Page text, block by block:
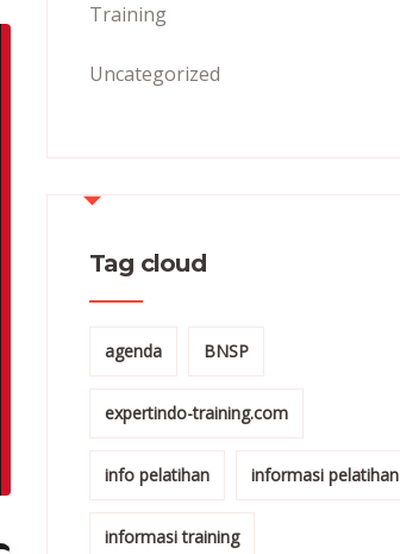
Training
Uncategorized
Tag cloud
agenda BNSP
expertindo-training.com
info pelatihan informasi pelatihan
informasi training